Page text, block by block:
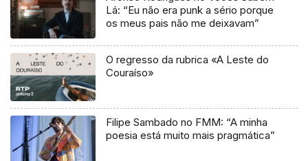
Lá: “Eu não era punk a sério porque
os meus pais não me deixavam”
O regresso da rubrica «A Leste do
Couraíso»
Filipe Sambado no FMM: “A minha
poesia está muito mais pragmática”